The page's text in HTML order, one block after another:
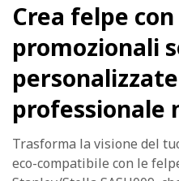
Crea felpe
promozionali
professionale
Trasforma la visione del
eco-compatibile con le